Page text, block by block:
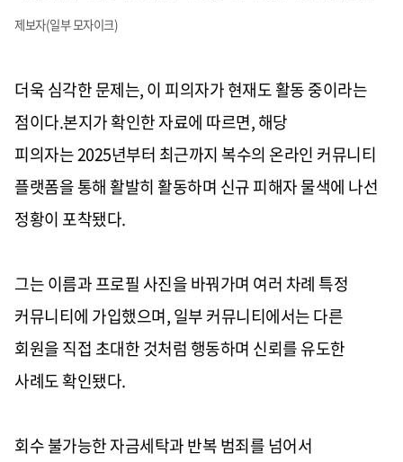
제보자(일부 모자이크)
더욱 심각한 문제는, 이 피의자가현재도 활동 중이라는
점이다.본지가 확인한 자료에 따르면, 해당
피의자는2025년부터 최근까지 복수의 온라인 커뮤니티
플랫폼을 통해 활발히 활동하며 신규 피해자 물색에 나선
정황이 포착됐다.
그는이름과 프로필 사진을 바꿔가며 여러 차례 특정
커뮤니티에 가입했으며, 일부 커뮤니티에서는다른
회원을 직접 초대한 것처럼 행동하며 신뢰를 유도한
사례도 확인됐다.
회수 불가능한 자금세탁과 반복 범죄를 넘어서